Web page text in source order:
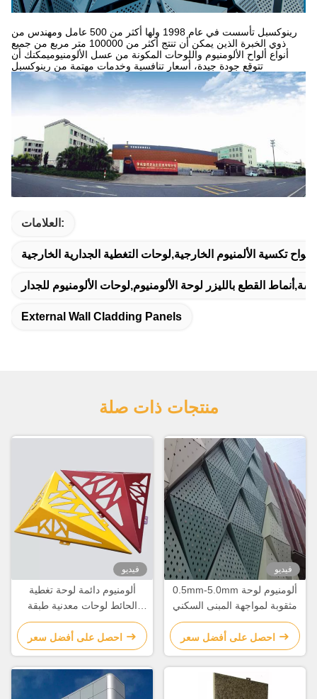
رينوكسبل تأسست في عام 1998 ولها أكثر من 500 عامل ومهندس من
ذوي الخبرة الذين يمكن أن تنتج أكثر من 100000 متر مربع من جميع
أنواع ألواح الألومنيوم واللوحات المكونة من عسل الألومنيوميمكنك أن
تتوقع جودة جيدة، أسعار تنافسية وخدمات مهتمة من رينوكسبل
العلامات:
تكسية الألمنيوم الخارجية,لوحات التغطية الجدارية الخارجية
القطع بالليزر لوحة الألومنيوم,لوحات الألومنيوم للجدار
External Wall Cladding Panels
منتجات ذات صلة
فيديو
ألومنيوم دائمة لوحة تغطية
الحائط لوحات معدنية طبقة
مثقوبة محفورة حسب الطلب
احصل على أفضل سعر
فيديو
0.5mm-5.0mm ألومنيوم لوحة
مثقوبة لمواجهة المبنى السكني
احصل على أفضل سعر